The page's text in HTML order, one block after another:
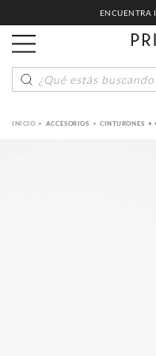
ENCUENTRA
¿Qué estás
ACCESORIOS CINTURONES